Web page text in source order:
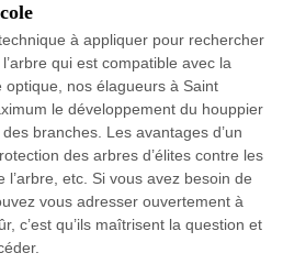
à appliquer pour rechercher
qui est compatible avec la
nos élagueurs à Saint
le développement du houppier
branches. Les avantages d’un
des arbres d’élites contre les
etc. Si vous avez besoin de
vous adresser ouvertement à
c’est qu’ils maîtrisent la question et